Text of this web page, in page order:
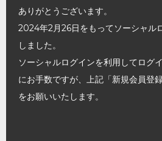
ありがとうございます。
2024年2月26日をもってソーシャル
しました。
ソーシャルログインを利用してログ
にお手数ですが、上記「新規会員登
をお願いいたします。